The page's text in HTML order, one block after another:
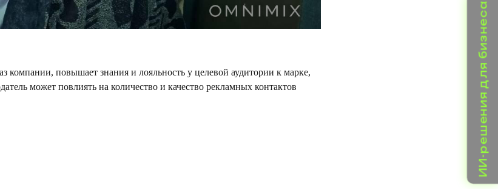
ИИ-решения для бизнеса
повышает знания и лояльность у целевой аудитории к марке,
может повлиять на количество и качество рекламных контактов